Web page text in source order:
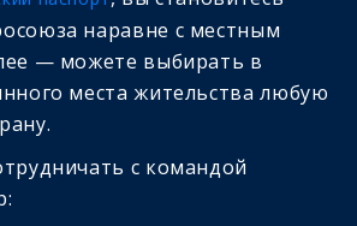
наравне с местным
— можете выбирать в
места жительства любую
с командой